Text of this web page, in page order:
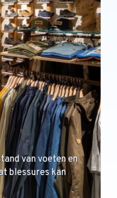
van voeten en
blessures kan